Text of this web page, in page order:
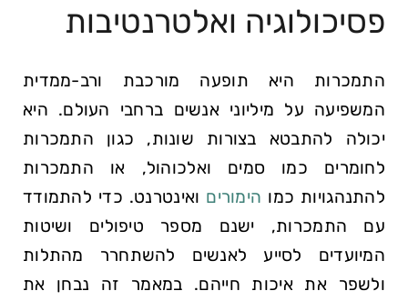
פסיכולוגיה ואלטרנטיבות
התמכרות היא תופעה מורכבת ורב-ממדית
המשפיעה על מיליוני אנשים ברחבי העולם. היא
יכולה להתבטא בצורות שונות, כגון התמכרות
לחומרים כמו סמים ואלכוהול, או התמכרות
להתנהגויות כמו הימורים ואינטרנט. כדי להתמודד
עם התמכרות, ישנם מספר טיפולים ושיטות
המיועדים לסייע לאנשים להשתחרר מהתלות
ולשפר את איכות חייהם. במאמר זה נבחן את